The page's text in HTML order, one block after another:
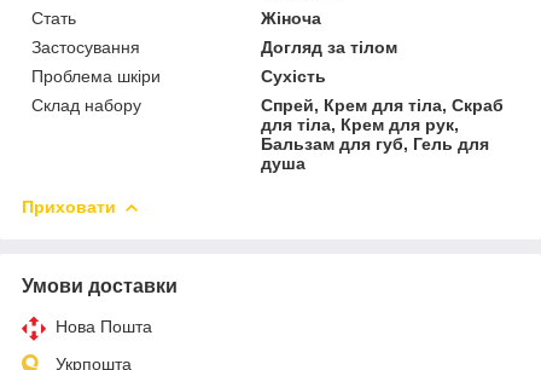
Стать
Жіноча
Застосування
Догляд за тілом
Проблема шкіри
Сухість
Склад набору
Спрей, Крем для тіла, Скраб
для тіла, Крем для рук,
Бальзам для губ, Гель для
душа
Приховати
Умови доставки
Нова Пошта
Укрпошта